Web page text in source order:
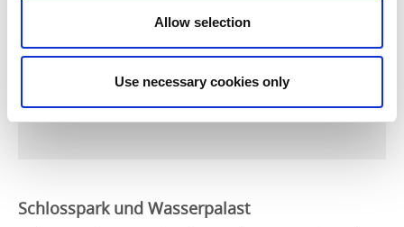
Allow selection
Use necessary cookies only
Du eine Fahrt mit der Dampflokomotive entlang der
Museumseisenbahn Anten-Gräfsnäsunternehmen.
und bietet grossartige Aussichten auf die Landschaft
und den See Anten.
Schlosspark und Wasserpalast